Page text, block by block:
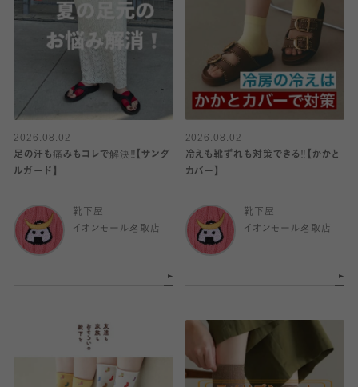
2026.08.02
足の汗も痛みもコレで解決‼️【サンダ
ルガード】
靴下屋
イオンモール名取店
2026.08.02
冷えも靴ずれも対策できる‼️【かかと
カバー】
靴下屋
イオンモール名取店